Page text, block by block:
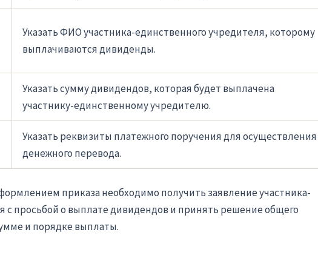
Указать ФИО участника-единственного учредителя, которому
выплачиваются дивиденды.
Указать сумму дивидендов, которая будет выплачена
участнику-единственному учредителю.
Указать реквизиты платежного поручения для осуществления
денежного перевода.
приказа необходимо получить заявление участника-
с просьбой о выплате дивидендов и принять решение общего
и порядке выплаты.